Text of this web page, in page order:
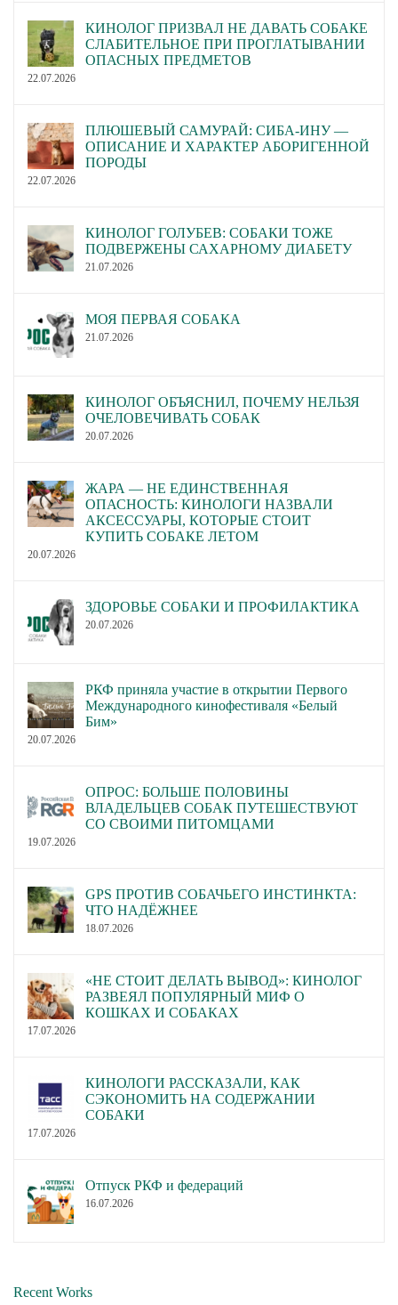
КИНОЛОГ ПРИЗВАЛ НЕ ДАВАТЬ СОБАКЕ
СЛАБИТЕЛЬНОЕ ПРИ ПРОГЛАТЫВАНИИ
ОПАСНЫХ ПРЕДМЕТОВ
22.07.2026
ПЛЮШЕВЫЙ САМУРАЙ: СИБА-ИНУ —
ОПИСАНИЕ И ХАРАКТЕР АБОРИГЕННОЙ
ПОРОДЫ
22.07.2026
КИНОЛОГ ГОЛУБЕВ: СОБАКИ ТОЖЕ
ПОДВЕРЖЕНЫ САХАРНОМУ ДИАБЕТУ
21.07.2026
МОЯ ПЕРВАЯ СОБАКА
21.07.2026
КИНОЛОГ ОБЪЯСНИЛ, ПОЧЕМУ НЕЛЬЗЯ
ОЧЕЛОВЕЧИВАТЬ СОБАК
20.07.2026
ЖАРА — НЕ ЕДИНСТВЕННАЯ
ОПАСНОСТЬ: КИНОЛОГИ НАЗВАЛИ
АКСЕССУАРЫ, КОТОРЫЕ СТОИТ
КУПИТЬ СОБАКЕ ЛЕТОМ
20.07.2026
ЗДОРОВЬЕ СОБАКИ И ПРОФИЛАКТИКА
20.07.2026
РКФ приняла участие в открытии Первого
Международного кинофестиваля «Белый
Бим»
20.07.2026
ОПРОС: БОЛЬШЕ ПОЛОВИНЫ
ВЛАДЕЛЬЦЕВ СОБАК ПУТЕШЕСТВУЮТ
СО СВОИМИ ПИТОМЦАМИ
19.07.2026
GPS ПРОТИВ СОБАЧЬЕГО ИНСТИНКТА:
ЧТО НАДЁЖНЕЕ
18.07.2026
«НЕ СТОИТ ДЕЛАТЬ ВЫВОД»: КИНОЛОГ
РАЗВЕЯЛ ПОПУЛЯРНЫЙ МИФ О
КОШКАХ И СОБАКАХ
17.07.2026
КИНОЛОГИ РАССКАЗАЛИ, КАК
СЭКОНОМИТЬ НА СОДЕРЖАНИИ
СОБАКИ
17.07.2026
Отпуск РКФ и федераций
16.07.2026
Recent Works